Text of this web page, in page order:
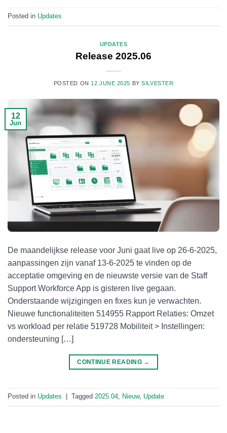
Posted in Updates
UPDATES
Release 2025.06
POSTED ON 12 JUNE 2025 BYSILVESTER
12
Jun
De maandelijkse release voor Juni gaat live op 26-6-2025,
aanpassingen zijn vanaf 13-6-2025 te vinden op de
acceptatie omgeving en de nieuwste versie van de Staff
Support Workforce App is gisteren live gegaan.
Onderstaande wijzigingen en fixes kun je verwachten.
Nieuwe functionaliteiten 514955 Rapport Relaties: Omzet
vs workload per relatie 519728 Mobiliteit > Instellingen:
ondersteuning […]
CONTINUE READING →
Posted in Updates Tagged 2025.04, Nieuw, Update